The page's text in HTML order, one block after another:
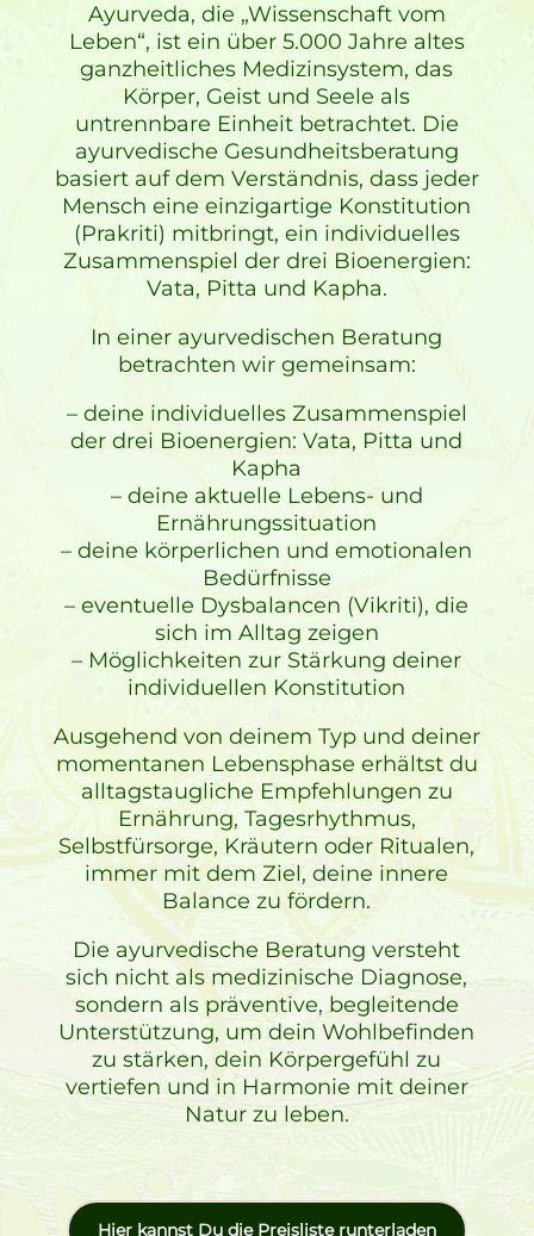
Ayurveda, die „Wissenschaft vom
Leben“, ist ein über 5.000 Jahre altes
ganzheitliches Medizinsystem, das
Körper, Geist und Seele als
untrennbare Einheit betrachtet. Die
ayurvedische Gesundheitsberatung
basiert auf dem Verständnis, dass jeder
Mensch eine einzigartige Konstitution
(Prakriti) mitbringt, ein individuelles
Zusammenspiel der drei Bioenergien:
Vata, Pitta und Kapha.
In einer ayurvedischen Beratung
betrachten wir gemeinsam:
– deine individuelles Zusammenspiel
der drei Bioenergien: Vata, Pitta und
Kapha
– deine aktuelle Lebens- und
Ernährungssituation
– deine körperlichen und emotionalen
Bedürfnisse
– eventuelle Dysbalancen (Vikriti), die
sich im Alltag zeigen
– Möglichkeiten zur Stärkung deiner
individuellen Konstitution
Ausgehend von deinem Typ und deiner
momentanen Lebensphase erhältst du
alltagstaugliche Empfehlungen zu
Ernährung, Tagesrhythmus,
Selbstfürsorge, Kräutern oder Ritualen,
immer mit dem Ziel, deine innere
Balance zu fördern.
Die ayurvedische Beratung versteht
sich nicht als medizinische Diagnose,
sondern als präventive, begleitende
Unterstützung, um dein Wohlbefinden
zu stärken, dein Körpergefühl zu
vertiefen und in Harmonie mit deiner
Natur zu leben.
Hier kannst Du die Preisliste runterladen